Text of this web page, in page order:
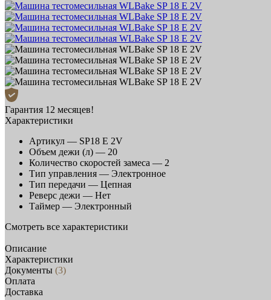
Гарантия 12 месяцев!
Характеристики
Артикул — SP18 E 2V
Объем дежи (л) — 20
Количество скоростей замеса — 2
Тип управления — Электронное
Тип передачи — Цепная
Реверс дежи — Нет
Таймер — Электронный
Смотреть все характеристики
Описание
Характеристики
Документы (3)
Оплата
Доставка